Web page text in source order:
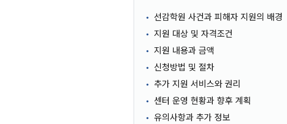
선감학원 사건과 피해자 지원의 배경
지원 대상 및 자격조건
지원 내용과 금액
신청방법 및 절차
추가 지원 서비스와 권리
센터 운영 현황과 향후 계획
유의사항과 추가 정보